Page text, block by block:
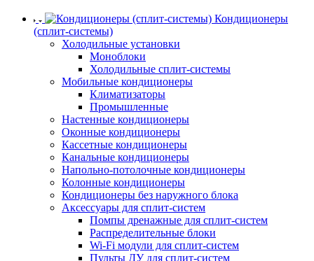
Кондиционеры
(сплит-системы)
Холодильные установки
Моноблоки
Холодильные сплит-системы
Мобильные кондиционеры
Климатизаторы
Промышленные
Настенные кондиционеры
Оконные кондиционеры
Кассетные кондиционеры
Канальные кондиционеры
Напольно-потолочные кондиционеры
Колонные кондиционеры
Кондиционеры без наружного блока
Аксессуары для сплит-систем
Помпы дренажные для сплит-систем
Распределительные блоки
Wi-Fi модули для сплит-систем
Пульты ДУ для сплит-систем